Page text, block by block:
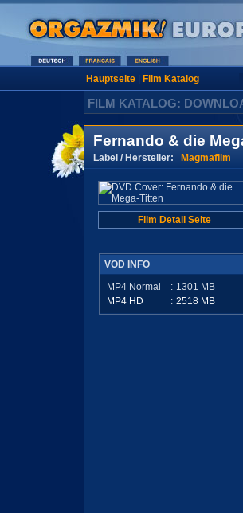
Hauptseite| Film Katalog
FILM KATALOG:
Fernando & die
Label / Hersteller: Magmafilm
Film Detail Seite
VOD INFO
MP4 Normal
: 1301 MB
MP4 HD
: 2518 MB